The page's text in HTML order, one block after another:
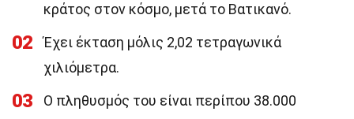
κράτος στον κόσμο, μετά το Βατικανό.
02
Έχει έκταση μόλις 2,02 τετραγωνικά
χιλιόμετρα.
03
Ο πληθυσμός του είναι περίπου 38.000